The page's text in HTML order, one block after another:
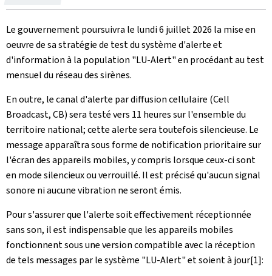
le
Le gouvernement poursuivra le lundi 6 juillet 2026 la mise en
oeuvre de sa stratégie de test du système d'alerte et
d'information à la population "LU-Alert" en procédant au test
mensuel du réseau des sirènes.
En outre, le canal d'alerte par diffusion cellulaire (Cell
Broadcast, CB) sera testé vers 11 heures sur l'ensemble du
territoire national; cette alerte sera toutefois silencieuse. Le
message apparaîtra sous forme de notification prioritaire sur
l'écran des appareils mobiles, y compris lorsque ceux-ci sont
en mode silencieux ou verrouillé. Il est précisé qu'aucun signal
sonore ni aucune vibration ne seront émis.
Pour s'assurer que l'alerte soit effectivement réceptionnée
sans son, il est indispensable que les appareils mobiles
fonctionnent sous une version compatible avec la réception
de tels messages par le système "LU-Alert" et soient à jour[1]: